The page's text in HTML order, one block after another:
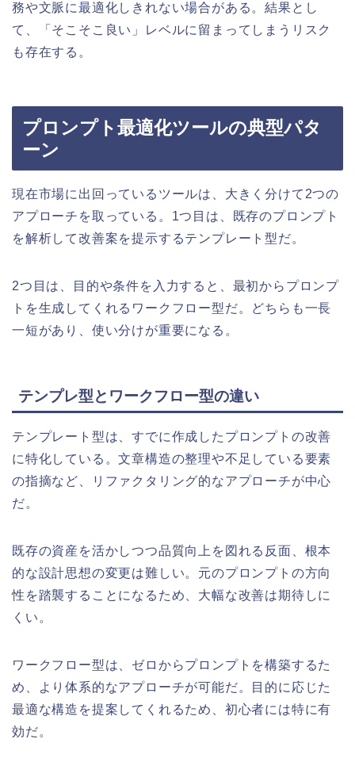
務や文脈に最適化しきれない場合がある。結果とし
て、「そこそこ良い」レベルに留まってしまうリスク
も存在する。
プロンプト最適化ツールの典型パタ
ーン
現在市場に出回っているツールは、大きく分けて2つの
アプローチを取っている。1つ目は、既存のプロンプト
を解析して改善案を提示するテンプレート型だ。
2つ目は、目的や条件を入力すると、最初からプロンプ
トを生成してくれるワークフロー型だ。どちらも一長
一短があり、使い分けが重要になる。
テンプレ型とワークフロー型の違い
テンプレート型は、すでに作成したプロンプトの改善
に特化している。文章構造の整理や不足している要素
の指摘など、リファクタリング的なアプローチが中心
だ。
既存の資産を活かしつつ品質向上を図れる反面、根本
的な設計思想の変更は難しい。元のプロンプトの方向
性を踏襲することになるため、大幅な改善は期待しに
くい。
ワークフロー型は、ゼロからプロンプトを構築するた
め、より体系的なアプローチが可能だ。目的に応じた
最適な構造を提案してくれるため、初心者には特に有
効だ。